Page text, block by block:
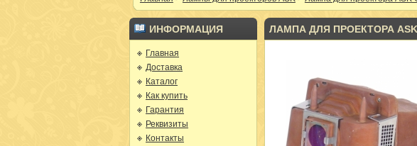
ИНФОРМАЦИЯ
Главная
Доставка
Каталог
Как купить
Гарантия
Реквизиты
Контакты
ЛАМПА ДЛЯ ПРОЕКТОРА ASK